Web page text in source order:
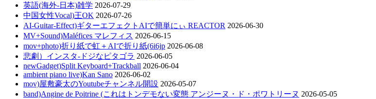
英語(海外-日本)雑学 2026-07-29
中国女性Vocal)王OK 2026-07-26
AI-Guitar-Effect)ギターエフェクトAIで簡単にぃ REACTOR 2026-06-30
MV+Sound)Maléfices マレフィス 2026-06-15
mov+photo)折り紙で虹＋AIで折り紙(6i6jp 2026-06-08
悲劇）インスタ-ドジなピタゴラ 2026-06-05
newGadget)Split Keyboard+Trackball 2026-06-04
ambient piano live)Kan Sano 2026-06-02
mov)屋敷豪太のYoutubeチャンネル開設 2026-05-07
band)Angine de Poitrine (これはトンデモない変態 アンジーヌ・ド・ポワトリーヌ 2026-05-05